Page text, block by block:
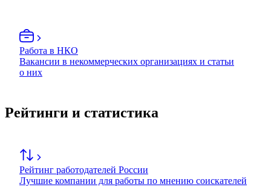
Работа в НКО
Вакансии в некоммерческих организациях и статьи
о них
Рейтинги и статистика
Рейтинг работодателей России
Лучшие компании для работы по мнению соискателей